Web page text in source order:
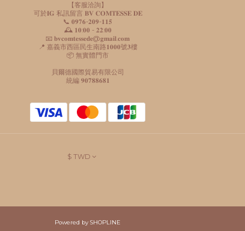
【客服洽詢】
可於𝐈𝐆 私訊留言 𝐁𝐕 𝐂𝐎𝐌𝐓𝐄𝐒𝐒𝐄 𝐃𝐄
📞 𝟎𝟗𝟕𝟔-𝟐𝟎𝟗-𝟏𝟏𝟓
🕰️ 𝟏𝟎:𝟎𝟎 - 𝟐𝟐:𝟎𝟎
📧 𝐛𝐯𝐜𝐨𝐦𝐭𝐞𝐬𝐬𝐞𝐝𝐞@𝐠𝐦𝐚𝐢𝐥.𝐜𝐨𝐦
📍 嘉義市西區民生南路𝟏𝟎𝟎𝟎號𝟑樓
📦 無實體門市
貝爾德國際貿易有限公司
統編 𝟗𝟎𝟕𝟖𝟖𝟔𝟖𝟏
$ TWD
Powered by SHOPLINE